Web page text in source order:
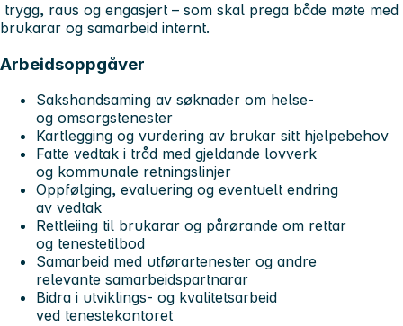
trygg, raus og engasjert – som skal prega både møte med
brukarar og samarbeid internt.
Arbeidsoppgåver
Sakshandsaming av søknader om helse-
og omsorgstenester
Kartlegging og vurdering av brukar sitt hjelpebehov
Fatte vedtak i tråd med gjeldande lovverk
og kommunale retningslinjer
Oppfølging, evaluering og eventuelt endring
av vedtak
Rettleiing til brukarar og pårørande om rettar
og tenestetilbod
Samarbeid med utførartenester og andre
relevante samarbeidspartnarar
Bidra i utviklings- og kvalitetsarbeid
ved tenestekontoret